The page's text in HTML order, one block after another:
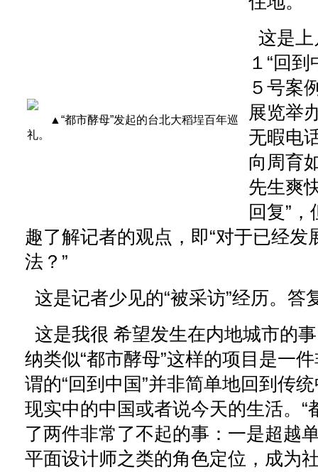
▲“都市酵母”发起的台北大稻埕百年巡
礼。
这是
１“回
５号案
展览举
无暇电
向周育
先生爽
回复”
趣了解记者的观点，即“对于已经发
法？”
这是记者少见的“被采访”经历。答
这是我很 希望发生在内地城市的
纳类似“都市酵母”这样的项目是一
谓的“回到中国”并非简单地回到传
现实中的中国或者说今天的生活。“
了两件非常了不起的事：一是超越
平面设计师之类的角色定位，成为